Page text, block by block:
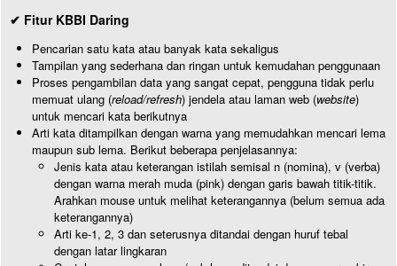
✔ Fitur KBBI Daring
Pencarian satu kata atau banyak kata sekaligus
Tampilan yang sederhana dan ringan untuk kemudahan penggunaan
Proses pengambilan data yang sangat cepat, pengguna tidak perlu
memuat ulang (reload/refresh) jendela atau laman web (website)
untuk mencari kata berikutnya
Arti kata ditampilkan dengan warna yang memudahkan mencari lema
maupun sub lema. Berikut beberapa penjelasannya:
Jenis kata atau keterangan istilah semisal n (nomina), v (verba)
dengan warna merah muda (pink) dengan garis bawah titik-titik.
Arahkan mouse untuk melihat keterangannya (belum semua ada
keterangannya)
Arti ke-1, 2, 3 dan seterusnya ditandai dengan huruf tebal
dengan latar lingkaran